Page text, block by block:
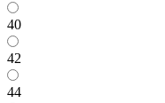
40
42
44